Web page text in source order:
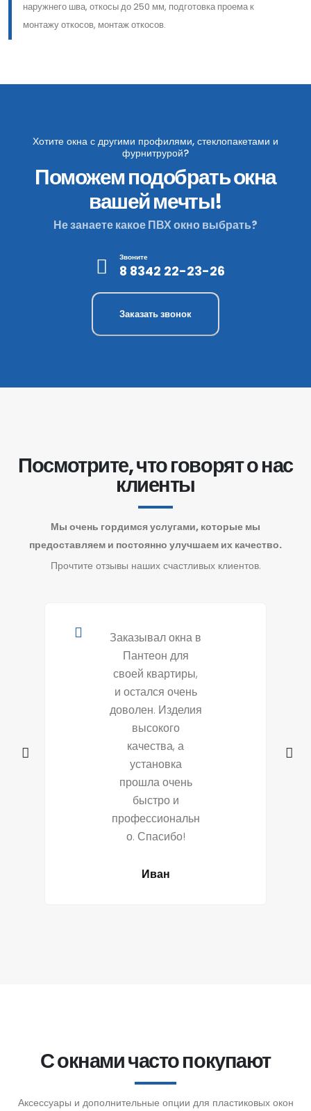
наружнего шва, откосы до 250 мм, подготовка проема к
монтажу откосов, монтаж откосов.
Хотите окна с другими профилями, стеклопакетами и
фурнитрурой?
Поможем подобрать окна
вашей мечты!
Не занаете какое ПВХ окно выбрать?
Звоните
8 8342 22-23-26
Заказать звонок
Посмотрите, что говорят о нас
клиенты
Мы очень гордимся услугами, которые мы
предоставляем и постоянно улучшаем их качество.
Прочтите отзывы наших счастливых клиентов.
Заказывал окна в
Пантеон для
своей квартиры,
и остался очень
доволен. Изделия
высокого
качества, а
установка
прошла очень
быстро и
профессиональн
о. Спасибо!
Иван
С окнами часто покупают
Аксессуары и дополнительные опции для пластиковых окон